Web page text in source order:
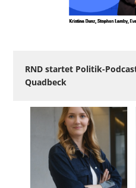
RND startet Politik-
Quadbeck